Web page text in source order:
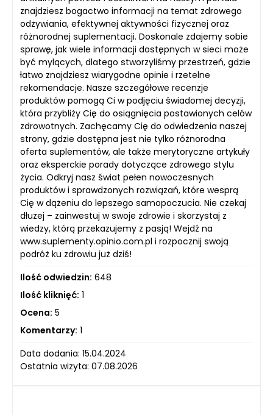
znajdziesz bogactwo informacji na temat zdrowego
odżywiania, efektywnej aktywności fizycznej oraz
różnorodnej suplementacji. Doskonale zdajemy sobie
sprawę, jak wiele informacji dostępnych w sieci może
być mylących, dlatego stworzyliśmy przestrzeń, gdzie
łatwo znajdziesz wiarygodne opinie i rzetelne
rekomendacje. Nasze szczegółowe recenzje
produktów pomogą Ci w podjęciu świadomej decyzji,
która przybliży Cię do osiągnięcia postawionych celów
zdrowotnych. Zachęcamy Cię do odwiedzenia naszej
strony, gdzie dostępna jest nie tylko różnorodna
oferta suplementów, ale także merytoryczne artykuły
oraz eksperckie porady dotyczące zdrowego stylu
życia. Odkryj nasz świat pełen nowoczesnych
produktów i sprawdzonych rozwiązań, które wesprą
Cię w dążeniu do lepszego samopoczucia. Nie czekaj
dłużej – zainwestuj w swoje zdrowie i skorzystaj z
wiedzy, którą przekazujemy z pasją! Wejdź na
www.suplementy.opinio.com.pl i rozpocznij swoją
podróż ku zdrowiu już dziś!
Ilość odwiedzin: 648
Ilość kliknięć: 1
Ocena: 5
Komentarzy: 1
Data dodania: 15.04.2024
Ostatnia wizyta: 07.08.2026